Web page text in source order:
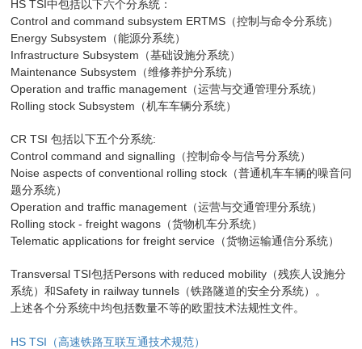
HS TSI 中包括以下六个分系统：
Control and command subsystem ERTMS （控制与命令分系统）
Energy Subsystem （能源分系统）
Infrastructure Subsystem （基础设施分系统）
Maintenance Subsystem （维修养护分系统）
Operation and traffic management （运营与交通管理分系统）
Rolling stock Subsystem （机车车辆分系统）
CR TSI 包括以下五个分系统:
Control command and signalling （控制命令与信号分系统）
Noise aspects of conventional rolling stock （普通机车车辆的噪音问
题分系统）
Operation and traffic management （运营与交通管理分系统）
Rolling stock - freight wagons （货物机车分系统）
Telematic applications for freight service （货物运输通信分系统）
Transversal TSI包括Persons with reduced mobility （残疾人设施分
系统）和Safety in railway tunnels （铁路隧道的安全分系统）。
上述各个分系统中均包括数量不等的欧盟技术法规性文件。
HS TSI （高速铁路互联互通技术规范）